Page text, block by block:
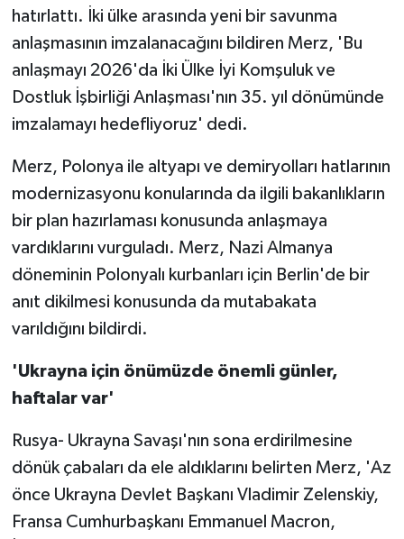
hatırlattı. İki ülke arasında yeni bir savunma
anlaşmasının imzalanacağını bildiren Merz, 'Bu
anlaşmayı 2026'da İki Ülke İyi Komşuluk ve
Dostluk İşbirliği Anlaşması'nın 35. yıl dönümünde
imzalamayı hedefliyoruz' dedi.
Merz, Polonya ile altyapı ve demiryolları hatlarının
modernizasyonu konularında da ilgili bakanlıkların
bir plan hazırlaması konusunda anlaşmaya
vardıklarını vurguladı. Merz, Nazi Almanya
döneminin Polonyalı kurbanları için Berlin'de bir
anıt dikilmesi konusunda da mutabakata
varıldığını bildirdi.
'Ukrayna için önümüzde önemli günler,
haftalar var'
Rusya- Ukrayna Savaşı'nın sona erdirilmesine
dönük çabaları da ele aldıklarını belirten Merz, 'Az
önce Ukrayna Devlet Başkanı Vladimir Zelenskiy,
Fransa Cumhurbaşkanı Emmanuel Macron,